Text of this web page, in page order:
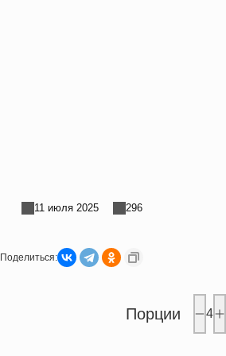
11 июля 2025 296
Поделиться:
Порции 4